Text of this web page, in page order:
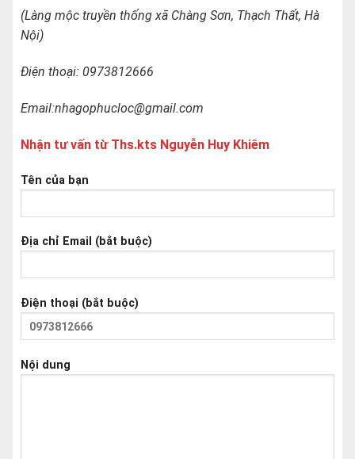
(Làng mộc truyền thống xã Chàng Sơn, Thạch Thất, Hà
Nội)
Điện thoại: 0973812666
Email:nhagophucloc@gmail.com
Nhận tư vấn từ Ths.kts Nguyễn Huy Khiêm
Tên của bạn
Địa chỉ Email (bắt buộc)
Điện thoại (bắt buộc)
Nội dung